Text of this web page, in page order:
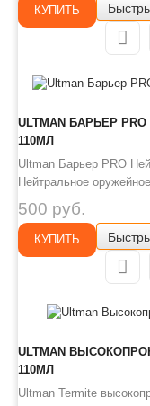
(противоизносными) и
стандарту MIL-PRF-6..
КУПИТЬ
ULTMAN БАРЬЕР
110МЛ
Ultman Барьер PRO
Нейтральное
предназначено для
оружия в процессе
Предотвращает
вытесняет уже сущест..
500 руб.
КУПИТЬ
ULTMAN
110МЛ
Ultman Termite